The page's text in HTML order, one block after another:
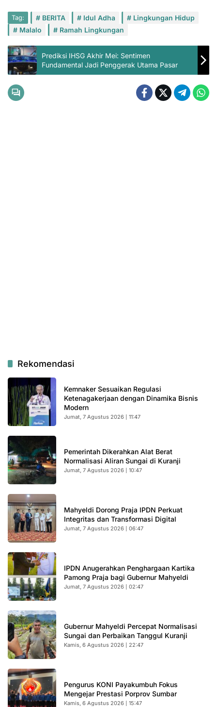
Tag: BERITA Idul Adha
Lingkungan Hidup
Malalo
Ramah Lingkungan
Prediksi IHSG Akhir Mei: Sentimen
Fundamental Jadi Penggerak Utama Pasar
Rekomendasi
Kemnaker Sesuaikan Regulasi
Ketenagakerjaan dengan Dinamika Bisnis
Modern
Jumat, 7 Agustus 2026 | 11:47
Pemerintah Dikerahkan Alat Berat
Normalisasi Aliran Sungai di Kuranji
Jumat, 7 Agustus 2026 | 10:47
Mahyeldi Dorong Praja IPDN Perkuat
Integritas dan Transformasi Digital
Jumat, 7 Agustus 2026 | 06:47
IPDN Anugerahkan Penghargaan Kartika
Pamong Praja bagi Gubernur Mahyeldi
Jumat, 7 Agustus 2026 | 02:47
Gubernur Mahyeldi Percepat Normalisasi
Sungai dan Perbaikan Tanggul Kuranji
Kamis, 6 Agustus 2026 | 22:47
Pengurus KONI Payakumbuh Fokus
Mengejar Prestasi Porprov Sumbar
Kamis, 6 Agustus 2026 | 15:47